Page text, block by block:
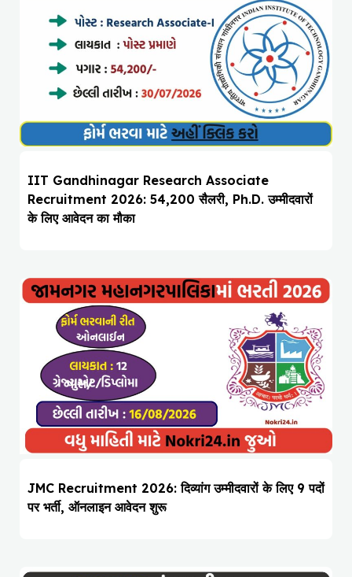
IIT Gandhinagar Research Associate
Recruitment 2026: ₹54,200 सैलरी, Ph.D. उम्मीदवारों
के लिए आवेदन का मौका
JMC Recruitment 2026: दिव्यांग उम्मीदवारों के लिए 9 पदों
पर भर्ती, ऑनलाइन आवेदन शुरू